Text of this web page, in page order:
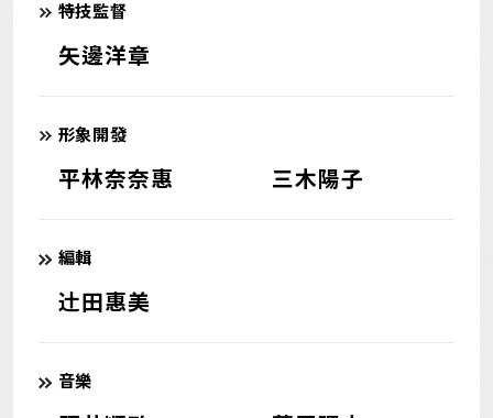
特技監督
矢邊洋章
形象開發
平林奈奈惠 三木陽子
編輯
辻󠄀田惠美
音樂